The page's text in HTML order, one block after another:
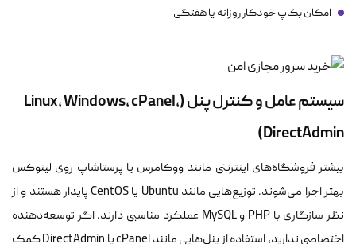
امکان بکاپ خودکار روزانه یا هفتگی
سیستم‌ عامل و کنترل پنل (Linux، Windows، cPanel،
DirectAdmin)
بیشتر فروشگاه‌های اینترنتی مانند ووکامرس یا پرستاشاپ روی لینوکس
بهتر اجرا می‌شوند. توزیع‌هایی مانند Ubuntu یا CentOS پایدار هستند و از
نظر سازگاری با PHP و MySQL عملکرد مناسبی دارند. اگر توسعه‌دهنده
اختصاصی ندارید، استفاده از پنل‌هایی مانند cPanel یا DirectAdmin کمک